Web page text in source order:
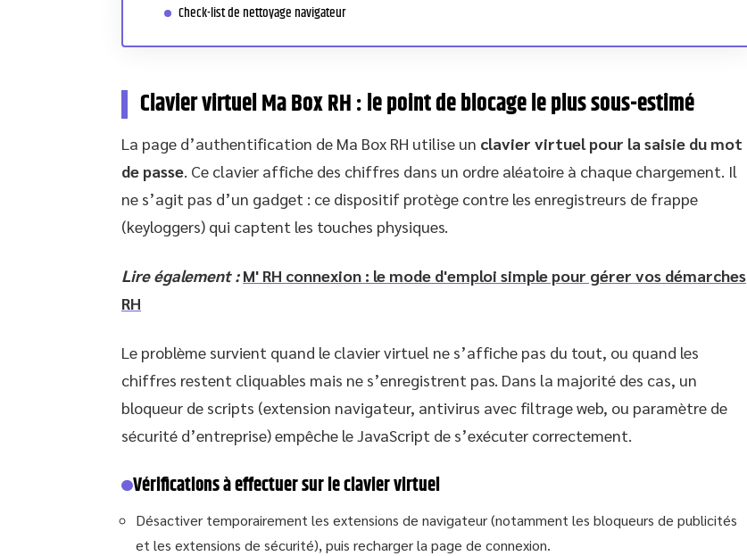
Check-list de nettoyage navigateur
Clavier virtuel Ma Box RH : le point de blocage le plus sous-estimé
La page d’authentification de Ma Box RH utilise un clavier virtuel pour la saisie du mot
de passe. Ce clavier affiche des chiffres dans un ordre aléatoire à chaque chargement. Il
ne s’agit pas d’un gadget : ce dispositif protège contre les enregistreurs de frappe
(keyloggers) qui captent les touches physiques.
Lire également : M' RH connexion : le mode d'emploi simple pour gérer vos démarches
RH
Le problème survient quand le clavier virtuel ne s’affiche pas du tout, ou quand les
chiffres restent cliquables mais ne s’enregistrent pas. Dans la majorité des cas, un
bloqueur de scripts (extension navigateur, antivirus avec filtrage web, ou paramètre de
sécurité d’entreprise) empêche le JavaScript de s’exécuter correctement.
Vérifications à effectuer sur le clavier virtuel
Désactiver temporairement les extensions de navigateur (notamment les bloqueurs de publicités
et les extensions de sécurité), puis recharger la page de connexion.